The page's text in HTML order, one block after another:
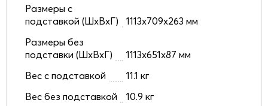
Размеры с
подставкой (ШxВxГ)
1113x709x263 мм
Размеры без
подставки (ШxВxГ)
1113x651x87 мм
Вес с подставкой
11.1 кг
Вес без подставкой
10.9 кг